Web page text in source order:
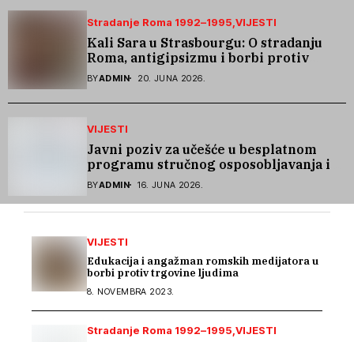
Stradanje Roma 1992–1995 VIJESTI
Kali Sara u Strasbourgu: O stradanju
Roma, antigipsizmu i borbi protiv
govora mržnje
BYADMIN 20. JUNA 2026.
VIJESTI
Javni poziv za učešće u besplatnom
programu stručnog osposobljavanja i
podrške pri zapošljavanju
BYADMIN 16. JUNA 2026.
VIJESTI
Edukacija i angažman romskih medijatora u
borbi protiv trgovine ljudima
8. NOVEMBRA 2023.
Stradanje Roma 1992–1995 VIJESTI